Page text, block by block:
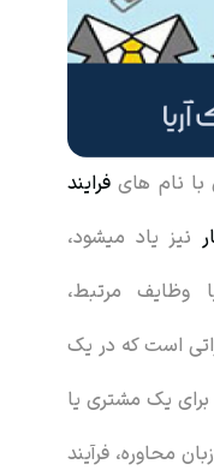
با نام هایفرایند
نیز یاد میشود،
وظایف مرتبط،
است که در یک
یک مشتری یا
محاوره، فرآیند